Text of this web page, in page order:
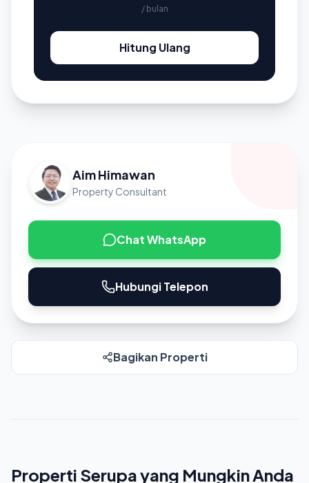
/ bulan
Hitung Ulang
Aim Himawan
Property Consultant
Chat WhatsApp
Hubungi Telepon
Bagikan Properti
Properti Serupa yang Mungkin Anda